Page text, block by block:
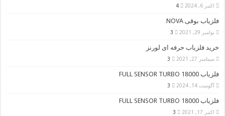
اکتبر 6, 2024 4
فلزیاب بوقی NOVA
نوامبر 29, 2021 3
خرید فلزیاب حرفه ای لورنز
سپتامبر 27, 2021 3
فلزیاب FULL SENSOR TURBO 18000
آگوست 14, 2024 3
فلزیاب FULL SENSOR TURBO 18000
اکتبر 17, 2021 3